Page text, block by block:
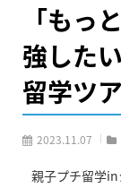
「もっ
強した
留学ツ
2023.11.07
親子プチ留学